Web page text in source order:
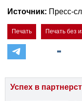
Источник: Пресс-
Печать Печать без
Успех в